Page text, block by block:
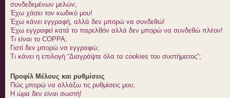
συνδεδεμένων μελών;
Έχω χάσει τον κωδικό μου!
Έχω κάνει εγγραφή, αλλά δεν μπορώ να συνδεθώ!
Έχω εγγραφεί κατά το παρελθόν αλλά δεν μπορώ να συνδεθώ πλέον!
Τι είναι το COPPA;
Γιατί δεν μπορώ να εγγραφώ;
Τι κάνει η επιλογή “Διαγράψτε όλα τα cookies του συστήματος”;
Προφίλ Μέλους και ρυθμίσεις
Πώς μπορώ να αλλάξω τις ρυθμίσεις μου;
Η ώρα δεν είναι σωστή!